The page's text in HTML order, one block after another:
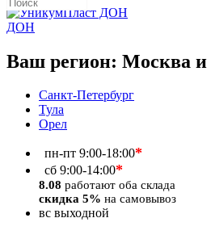
ДОН
Ваш регион: Москва и
Санкт-Петербург
Тула
Орел
пн-пт 9:00-18:00*
сб 9:00-14:00*
8.08 работают оба склада
скидка 5% на самовывоз
вс выходной